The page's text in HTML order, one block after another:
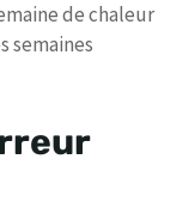
de chaleur
semaines